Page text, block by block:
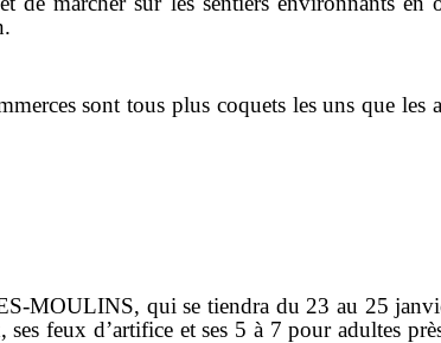
sont tous plus coquets les uns que les
MOULINS, qui se tiendra du 23 au 25
ses feux d’artifice et ses 5 à 7 pour adultes